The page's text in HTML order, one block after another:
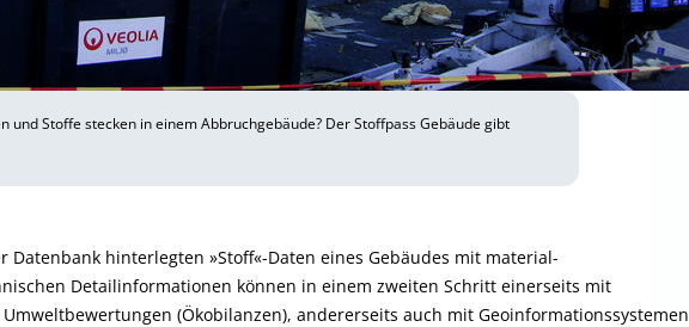
und Stoffe stecken in einem Abbruchgebäude? Der Stoffpass Gebäude gibt
Datenbank hinterlegten »Stoff«-Daten eines Gebäudes mit material­
Detailinformationen können in einem zweiten Schritt einerseits mit
(Ökobilanzen), andererseits auch mit Geoinformationssystemen